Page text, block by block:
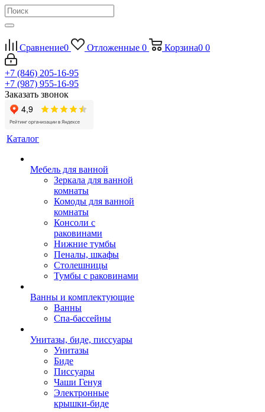
Сравнение0 Отложенные 0 Корзина0 0
+7 (846) 205-16-95
+7 (987) 955-16-95
Заказать звонок
Каталог
Мебель для ванной
Зеркала для ванной
комнаты
Комоды для ванной
комнаты
Консоли с
раковинами
Нижние тумбы
Пеналы, шкафы
Столешницы
Тумбы с раковинами
Ванны и комплектующие
Ванны
Спа-бассейны
Унитазы, биде, писсуары
Унитазы
Биде
Писсуары
Чаши Генуя
Электронные
крышки-биде